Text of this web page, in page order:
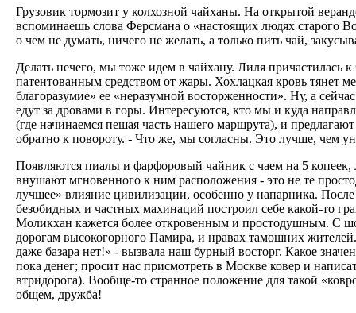
Грузовик тормозит у колхозной чайханы. На открытой
вспоминаешь слова Ферсмана о «настоящих людях старого
о чем не думать, ничего не желать, а только пить чай,
Делать нечего, мы тоже идем в чайхану. Лиля причастилась
патентованным средством от жары. Хохлацкая кровь тянет
благоразумие» ее «неразумной восторженности». Ну, a
едут за дровами в горы. Интересуются, кто мы и куда
(где начинаемся пешая часть нашего маршрута), и
обратно к повороту. - Что же, мы согласны. Это лучше, чем
Появляются пиалы и фарфоровый чайник с чаем на 5
внушают мгновенного к ним расположения - это не те
лучшее» влияние цивилизации, особенно у напарника.
безобидных и частных махинаций построил себе какой-то
Моликхан кажется более откровенным и простодушным. С
дорогам высокогорного Памира, и нравах тамошних
даже базара нет!» - вызвала наш бурный восторг. Какое
пока денег; просит нас присмотреть в Москве ковер и
втридорога). Вообще-то странное положение для такой
общем, дружба!